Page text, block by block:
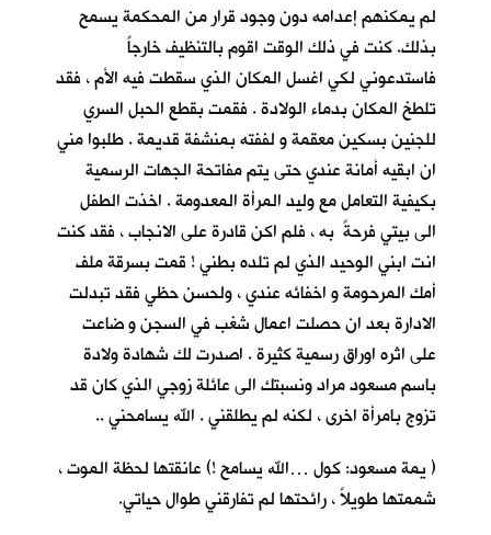
لم يمكنهم إعدامه دون وجود قرار من المحكمة يسمح
بذلك. كنت في ذلك الوقت اقوم بالتنظيف خارجاً
فاستدعوني لكي اغسل المكان الذي سقطت فيه الأم ، فقد
تلطخ المكان بدماء الولادة . فقمت بقطع الحبل السري
للجنين بسكين معقمة و لففته بمنشفة قديمة . طلبوا مني
ان ابقيه أمانة عندي حتى يتم مفاتحة الجهات الرسمية
بكيفية التعامل مع وليد المرأة المعدومة . اخذت الطفل
الى بيتي فرحةً به ، فلم اكن قادرة على الانجاب ، فقد كنت
انت ابني الوحيد الذي لم تلده بطني ! قمت بسرقة ملف
أمك المرحومة و اخفائه عندي ، ولحسن حظي فقد تبدلت
الادارة بعد ان حصلت اعمال شغب في السجن و ضاعت
على اثره اوراق رسمية كثيرة . اصدرت لك شهادة ولادة
باسم مسعود مراد ونسبتك الى عائلة زوجي الذي كان قد
تزوج بامرأة اخرى ، لكنه لم يطلقني . الله يسامحني ..
( يمة مسعود: كول …الله يسامح !) عانقتها لحظة الموت ،
شممتها طويلاً ، رائحتها لم تفارقني طوال حياتي.